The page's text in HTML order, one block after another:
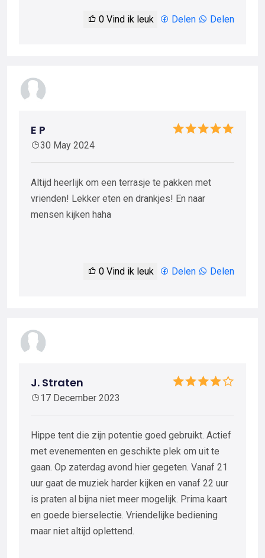
0 Vind ik leuk Delen Delen
E P
30 May 2024
Altijd heerlijk om een terrasje te pakken met
vrienden! Lekker eten en drankjes! En naar
mensen kijken haha
0 Vind ik leuk Delen Delen
J. Straten
17 December 2023
Hippe tent die zijn potentie goed gebruikt. Actief
met evenementen en geschikte plek om uit te
gaan. Op zaterdag avond hier gegeten. Vanaf 21
uur gaat de muziek harder kijken en vanaf 22 uur
is praten al bijna niet meer mogelijk. Prima kaart
en goede bierselectie. Vriendelijke bediening
maar niet altijd oplettend.